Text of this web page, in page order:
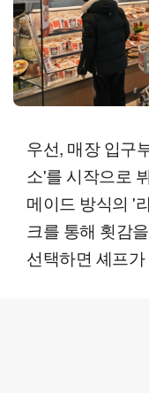
우선, 매장 입구
소'를 시작으로
메이드 방식의 '
크를 통해 횟감
선택하면 셰프